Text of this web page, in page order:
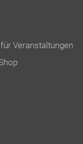
Veranstaltungen